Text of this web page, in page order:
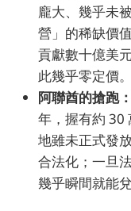
龐大、幾乎未
營」的稀缺價
貢獻數十億美
此幾乎零定價。
阿聯酋的搶跑：
年，握有約 30
地雖未正式發
合法化；一旦
幾乎瞬間就能兌